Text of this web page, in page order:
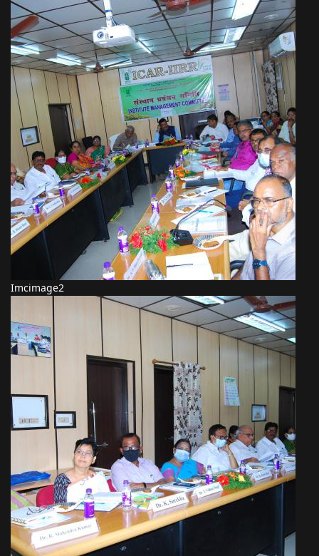
Imcimage2